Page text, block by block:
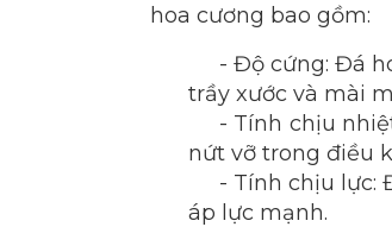
hoa cương bao gồm:
- Độ cứng: Đá
trầy xước và mài
- Tính chịu
nứt vỡ trong điều
- Tính chịu lực:
áp lực mạnh.